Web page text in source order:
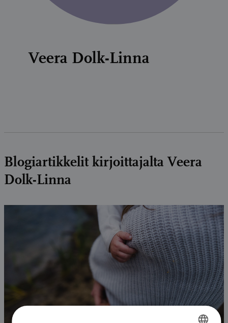
Veera Dolk-Linna
Blogiartikkelit kirjoittajalta Veera
Dolk-Linna